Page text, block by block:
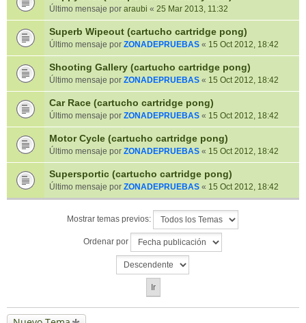
Último mensaje por araubi « 25 Mar 2013, 11:32
Superb Wipeout (cartucho cartridge pong)
Último mensaje por ZONADEPRUEBAS « 15 Oct 2012, 18:42
Shooting Gallery (cartucho cartridge pong)
Último mensaje por ZONADEPRUEBAS « 15 Oct 2012, 18:42
Car Race (cartucho cartridge pong)
Último mensaje por ZONADEPRUEBAS « 15 Oct 2012, 18:42
Motor Cycle (cartucho cartridge pong)
Último mensaje por ZONADEPRUEBAS « 15 Oct 2012, 18:42
Supersportic (cartucho cartridge pong)
Último mensaje por ZONADEPRUEBAS « 15 Oct 2012, 18:42
Mostrar temas previos:
Ordenar por